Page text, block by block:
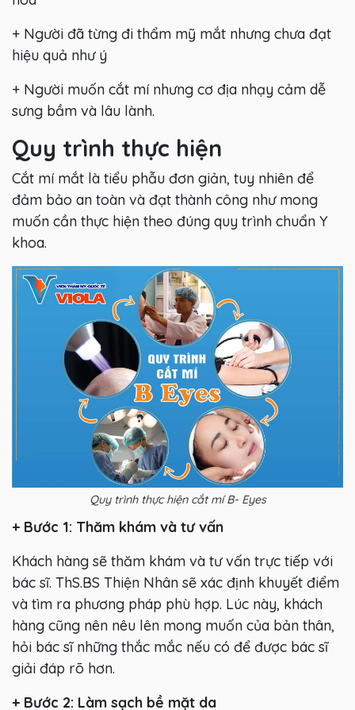
+ Người đã từng đi thẩm mỹ mắt nhưng chưa đạt
hiệu quả như ý
+ Người muốn cắt mí nhưng cơ địa nhạy cảm dễ
sưng bầm và lâu lành.
Quy trình thực hiện
Cắt mí mắt là tiểu phẫu đơn giản, tuy nhiên để
đảm bảo an toàn và đạt thành công như mong
muốn cần thực hiện theo đúng quy trình chuẩn Y
khoa.
Quy trình thực hiện cắt mí B- Eyes
+ Bước 1: Thăm khám và tư vấn
Khách hàng sẽ thăm khám và tư vấn trực tiếp với
bác sĩ. ThS.BS Thiện Nhân sẽ xác định khuyết điểm
và tìm ra phương pháp phù hợp. Lúc này, khách
hàng cũng nên nêu lên mong muốn của bản thân,
hỏi bác sĩ những thắc mắc nếu có để được bác sĩ
giải đáp rõ hơn.
+ Bước 2: Làm sạch bề mặt da